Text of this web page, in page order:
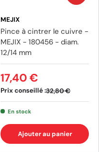
MEJIX
Pince à cintrer le cuivre -
MEJIX - 180456 - diam.
12/14 mm
Prix conseillé :32,80 €
17,40 €
En stock
Ajouter au panier